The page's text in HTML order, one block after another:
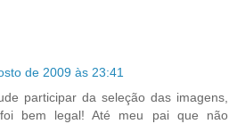
de 2009 às 23:41
participar da seleção das imagens,
bem legal! Até meu pai que não